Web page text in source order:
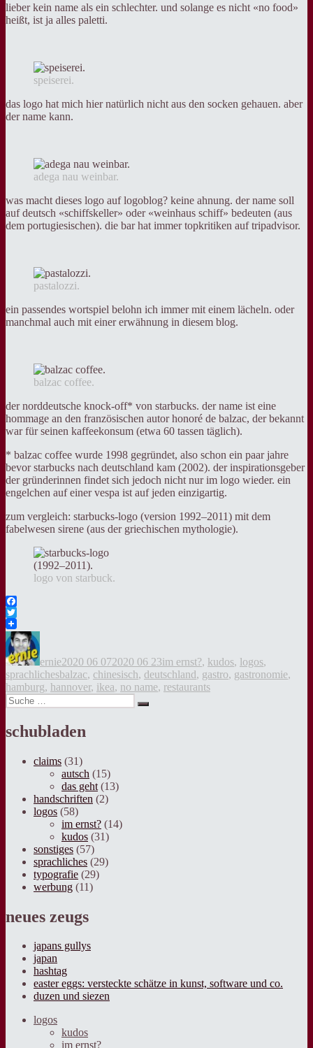
lieber kein name als ein schlechter. und solange es nicht «no food»
heißt, ist ja alles paletti.
speiserei.
das logo hat mich hier natürlich nicht aus den socken gehauen. aber
der name kann.
adega nau weinbar.
was macht dieses logo auf logoblog? keine ahnung. der name soll
auf deutsch «schiffskeller» oder «weinhaus schiff» bedeuten (aus
dem portugiesischen). die bar hat immer topkritiken auf tripadvisor.
pastalozzi.
ein passendes wortspiel belohn ich immer mit einem lächeln. oder
manchmal auch mit einer erwähnung in diesem blog.
balzac coffee.
der norddeutsche knock-off* von starbucks. der name ist eine
hommage an den französischen autor honoré de balzac, der bekannt
war für seinen kaffeekonsum (etwa 60 tassen täglich).
* balzac coffee wurde 1998 gegründet, also schon ein paar jahre
bevor starbucks nach deutschland kam (2002). der inspirationsgeber
der gründerinnen findet sich jedoch nicht nur im logo wieder. ein
engelchen auf einer vespa ist auf jeden einzigartig.
zum vergleich: starbucks-logo (version 1992–2011) mit dem
fabelwesen sirene (aus der griechischen mythologie).
logo von starbuck.
Facebook
Twitter
ernie2020 06 072020 06 23im ernst?, kudos, logos,
sprachlichesTags
balzac, chinesisch, deutschland, gastro, gastronomie,
hamburg, hannover, ikea, no name, restaurants
Suche
nach:
Suche
schubladen
claims (31)
autsch (15)
das geht (13)
handschriften (2)
logos (58)
im ernst? (14)
kudos (31)
sonstiges (57)
sprachliches (29)
typografie (29)
werbung (11)
neues zeugs
japans gullys
japan
hashtag
easter eggs: versteckte schätze in kunst, software und co.
duzen und siezen
logos
kudos
im ernst?